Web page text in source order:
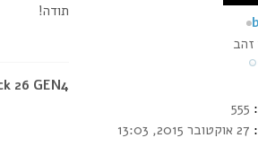
תודה!
26 GEN4
זהב